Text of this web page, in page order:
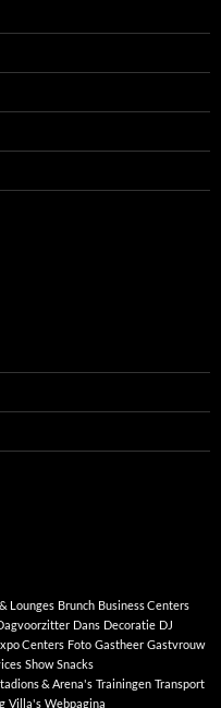
Lounges Brunch Business Centers
Dans Decoratie DJ
Centers Foto Gastheer Gastvrouw
Show Snacks
& Arena's Trainingen Transport
Villa's Webpagina